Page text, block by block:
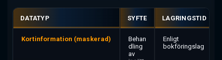
DATATYP SYFTE LAGRINGSTID
Kortinformation (maskerad)
Behan
dling
av
Enligt
bokföringslag